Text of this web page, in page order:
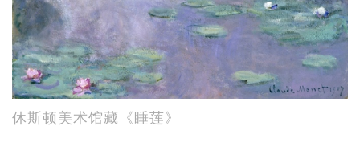
休斯顿美术馆藏《睡莲》